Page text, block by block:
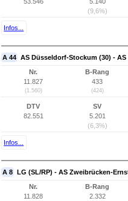
(9,6%)
Infos...
A 44 AS Düsseldorf-Stockum (30) -
Nr.
11.827
(1.560)
B-Rang
433
(424)
DTV
82.551
SV
5.201
(6,3%)
Infos...
A 8 LG (SL/RP) - AS Zweibrücken-
Nr.
11.828
B-Rang
2.332